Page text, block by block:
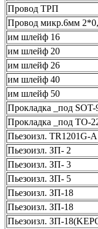
Провод ТРП
Провод микр.6мм
им шлейф 16
им шлейф 20
им шлейф 26
им шлейф 40
им шлейф 50
Прокладка _под SOT-
Прокладка _под ТО-
Пьезоизл. TR1201G-
Пьезоизл. ЗП- 2
Пьезоизл. ЗП- 3
Пьезоизл. ЗП- 5
Пьезоизл. ЗП-18
Пьезоизл. ЗП-18
Пьезоизл. ЗП-